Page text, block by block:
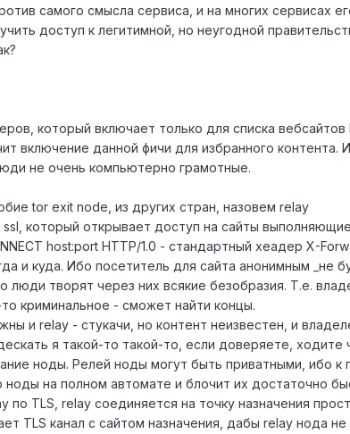
самого смысла сервиса, и на многих сервисах
доступ к легитимной, но неугодной
который включает только для списка
включение данной фичи для избранного контента.
не очень компьютерно грамотные.
tor exit node, из других стран, назовем relay
который открывает доступ на сайты
host:port HTTP/1.0 - стандартный хеадер X-
и куда. Ибо посетитель для сайта анонимным _не
люди творят через них всякие безобразия. Т.е.
криминальное - сможет найти концы.
и relay - стукачи, но контент неизвестен, и
я такой-то такой-то, если доверяете,
ноды. Релей ноды могут быть приватными, ибо к
ноды на полном автомате и блочит их достаточно
по TLS, relay соединяется на точку назначения
TLS канал с сайтом назначения, дабы relay нода не